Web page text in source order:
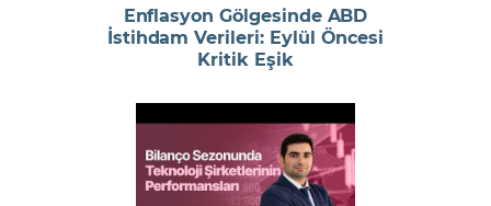
Enflasyon Gölgesinde ABD
İstihdam Verileri: Eylül Öncesi
Kritik Eşik